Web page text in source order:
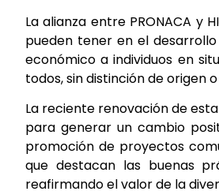
La alianza entre PRONACA y
pueden tener en el
económico a individuos en
todos, sin distinción de origen
La reciente renovación de
para generar un cambio
promoción de proyectos
que destacan las buenas
reafirmando el valor de la